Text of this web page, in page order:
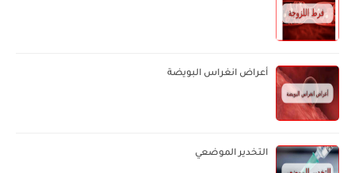
أعراض انغراس البويضة
التخدير الموضعي